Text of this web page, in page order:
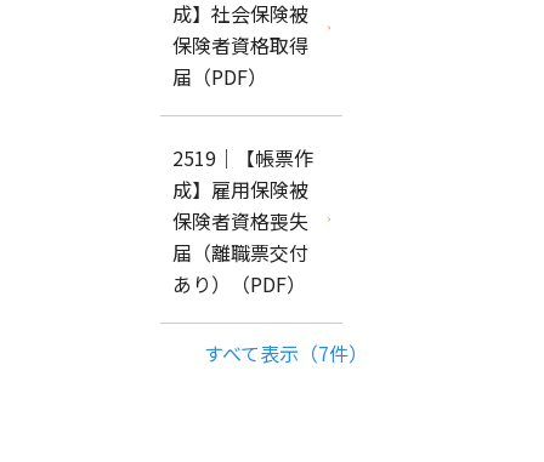
成】社会保険被
保険者資格取得
届（PDF）
2519｜【帳票作
成】雇用保険被
保険者資格喪失
届（離職票交付
あり）（PDF）
すべて表示（7件）